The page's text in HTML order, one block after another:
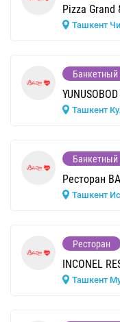
Pizza Grand
Ташкент
Банкетный
Ташкент
Банкетный
Ресторан
Ташкент
Ресторан
INCONEL
Ташкент